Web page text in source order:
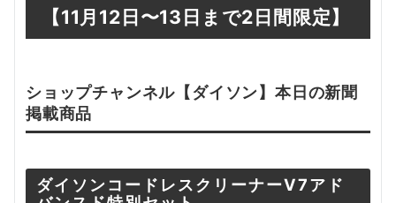
【11 月12日〜13日まで2日間限定】
ショップチャンネル【ダイソン】本日の新聞
掲載商品
ダイソンコードレスクリーナーV7アド